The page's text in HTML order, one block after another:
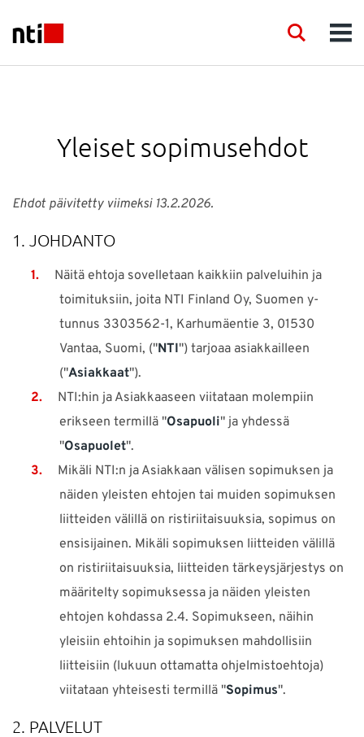
NTI logo
KONSULTOINTI
TUOTTEET
KOULUTUS
TAPAHTUMAT
JULKAISUT
TUKI
VERKKOKAUPPA
Tarvitsetko apua?
Myynti:info-fi@nti-group.comMyynti puh. 010 3266 780
support-fi@nti-group.com
NTI Group Brasil Danmark Deutschland
España Ireland Ísland Italia
Nederland
Sverige UK
Search
Yleiset sopimusehdot
Ehdot päivitetty viimeksi 13.2.2026.
1. JOHDANTO
Näitä ehtoja sovelletaan kaikkiin palveluihin ja
toimituksiin, joita NTI Finland Oy, Suomen y-
tunnus 3303562-1, Karhumäentie 3, 01530
Vantaa, Suomi, ("NTI") tarjoaa asiakkailleen
("Asiakkaat").
NTI:hin ja Asiakkaaseen viitataan molempiin
erikseen termillä "Osapuoli" ja yhdessä
"Osapuolet".
Mikäli NTI:n ja Asiakkaan välisen sopimuksen ja
näiden yleisten ehtojen tai muiden sopimuksen
liitteiden välillä on ristiriitaisuuksia, sopimus on
ensisijainen. Mikäli sopimuksen liitteiden välillä
on ristiriitaisuuksia, liitteiden tärkeysjärjestys on
määritelty sopimuksessa ja näiden yleisten
ehtojen kohdassa 2.4. Sopimukseen, näihin
yleisiin ehtoihin ja sopimuksen mahdollisiin
liitteisiin (lukuun ottamatta ohjelmistoehtoja)
viitataan yhteisesti termillä "Sopimus".
2. PALVELUT